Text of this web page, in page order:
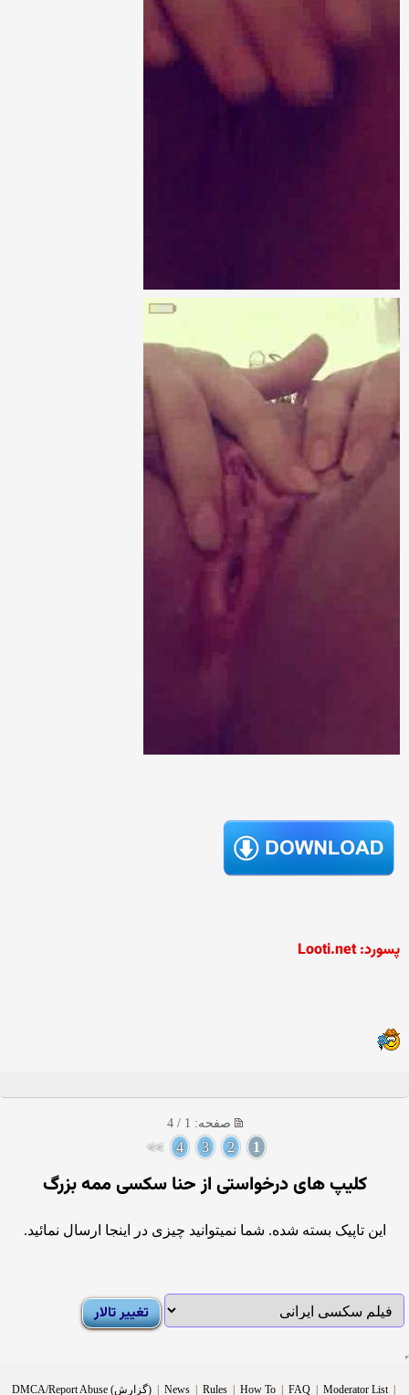
پسورد: Looti.net
صفحه: 1 / 4
1
2
3
4
>>
کلیپ های درخواستی از حنا سکسی ممه بزرگ
این تاپیک بسته شده. شما نمیتوانید چیزی در اینجا ارسال نمائید.
DMCA/Report Abuse (گزارش) | News | Rules | How To | FAQ | Moderator List |